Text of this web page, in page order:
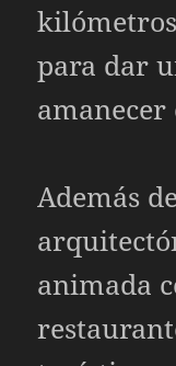
para dar
amanecer
Además
animada